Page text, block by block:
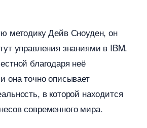
методику Дейв Сноуден, он
управления знаниями в IBM.
благодаря неё
она точно описывает
в которой находится
современного мира.